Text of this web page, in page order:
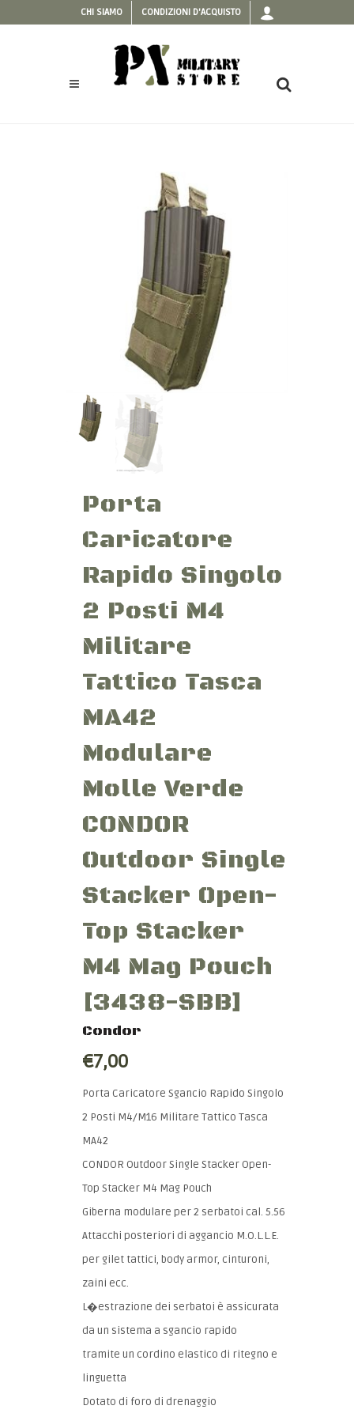
CHI SIAMO CONDIZIONI D'ACQUISTO
Porta
Caricatore
Rapido Singolo
2 Posti M4
Militare
Tattico Tasca
MA42
Modulare
Molle Verde
CONDOR
Outdoor Single
Stacker Open-
Top Stacker
M4 Mag Pouch
[3438-SBB]
Condor
€7,00
Porta Caricatore Sgancio Rapido Singolo
2 Posti M4/M16 Militare Tattico Tasca
MA42
CONDOR Outdoor Single Stacker Open-
Top Stacker M4 Mag Pouch
Giberna modulare per 2 serbatoi cal. 5.56
Attacchi posteriori di aggancio M.O.L.L.E.
per gilet tattici, body armor, cinturoni,
zaini ecc.
L�estrazione dei serbatoi è assicurata
da un sistema a sgancio rapido
tramite un cordino elastico di ritegno e
linguetta
Dotato di foro di drenaggio